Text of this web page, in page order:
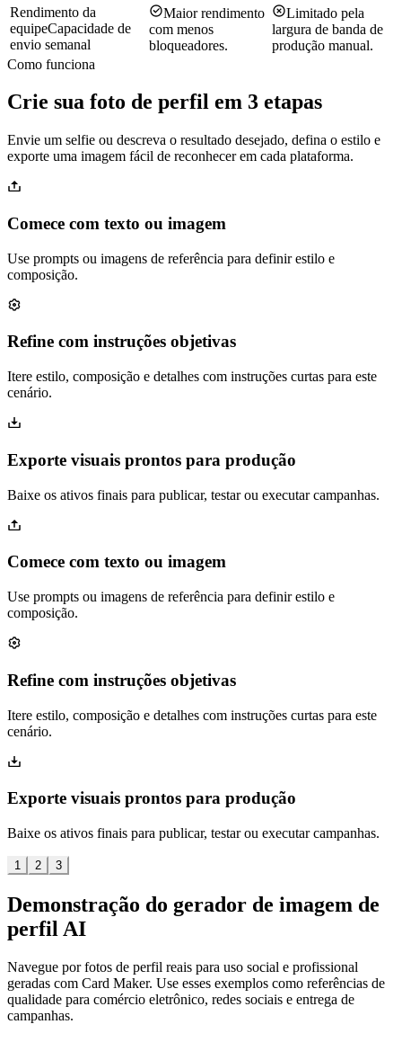
Rendimento da
equipeCapacidade de
envio semanal
Maior rendimento
com menos
bloqueadores.
Limitado pela
largura de banda de
produção manual.
Como funciona
Crie sua foto de perfil em 3 etapas
Envie um selfie ou descreva o resultado desejado, defina o estilo e
exporte uma imagem fácil de reconhecer em cada plataforma.
Comece com texto ou imagem
Use prompts ou imagens de referência para definir estilo e
composição.
Refine com instruções objetivas
Itere estilo, composição e detalhes com instruções curtas para este
cenário.
Exporte visuais prontos para produção
Baixe os ativos finais para publicar, testar ou executar campanhas.
Comece com texto ou imagem
Use prompts ou imagens de referência para definir estilo e
composição.
Refine com instruções objetivas
Itere estilo, composição e detalhes com instruções curtas para este
cenário.
Exporte visuais prontos para produção
Baixe os ativos finais para publicar, testar ou executar campanhas.
1 2 3
Demonstração do gerador de imagem de
perfil AI
Navegue por fotos de perfil reais para uso social e profissional
geradas com Card Maker. Use esses exemplos como referências de
qualidade para comércio eletrônico, redes sociais e entrega de
campanhas.